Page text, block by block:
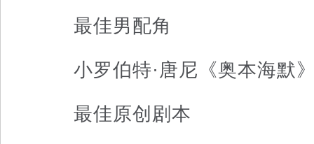
最佳男配角
小罗伯特·唐尼《奥本海默
最佳原创剧本